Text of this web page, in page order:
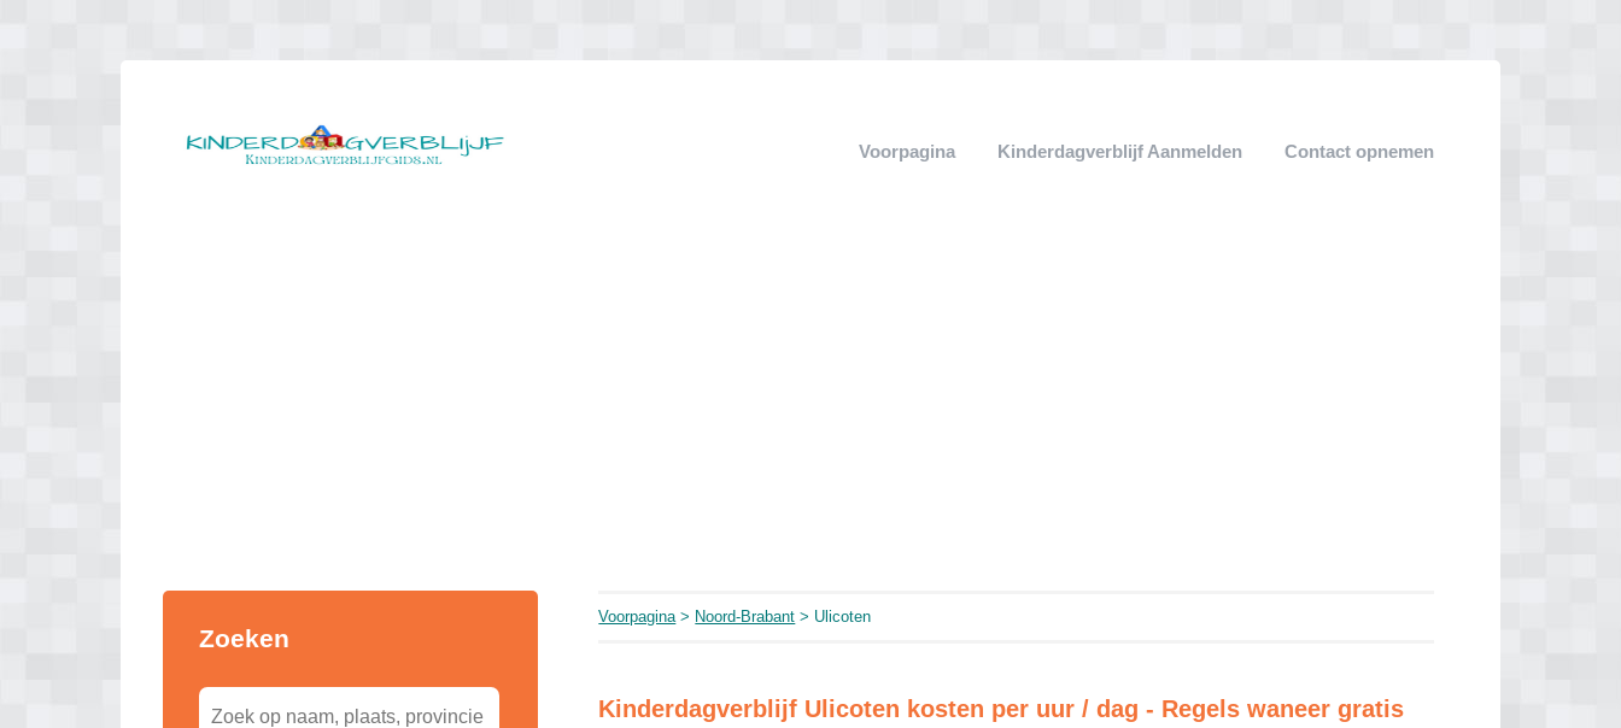
Voorpagina Kinderdagverblijf Aanmelden Contact opnemen
Zoeken
Voorpagina> Noord-Brabant > Ulicoten
Kinderdagverblijf Ulicoten kosten per uur / dag - Regels waneer gratis